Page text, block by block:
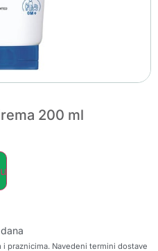
200 ml
praznicima. Navedeni termini dostave